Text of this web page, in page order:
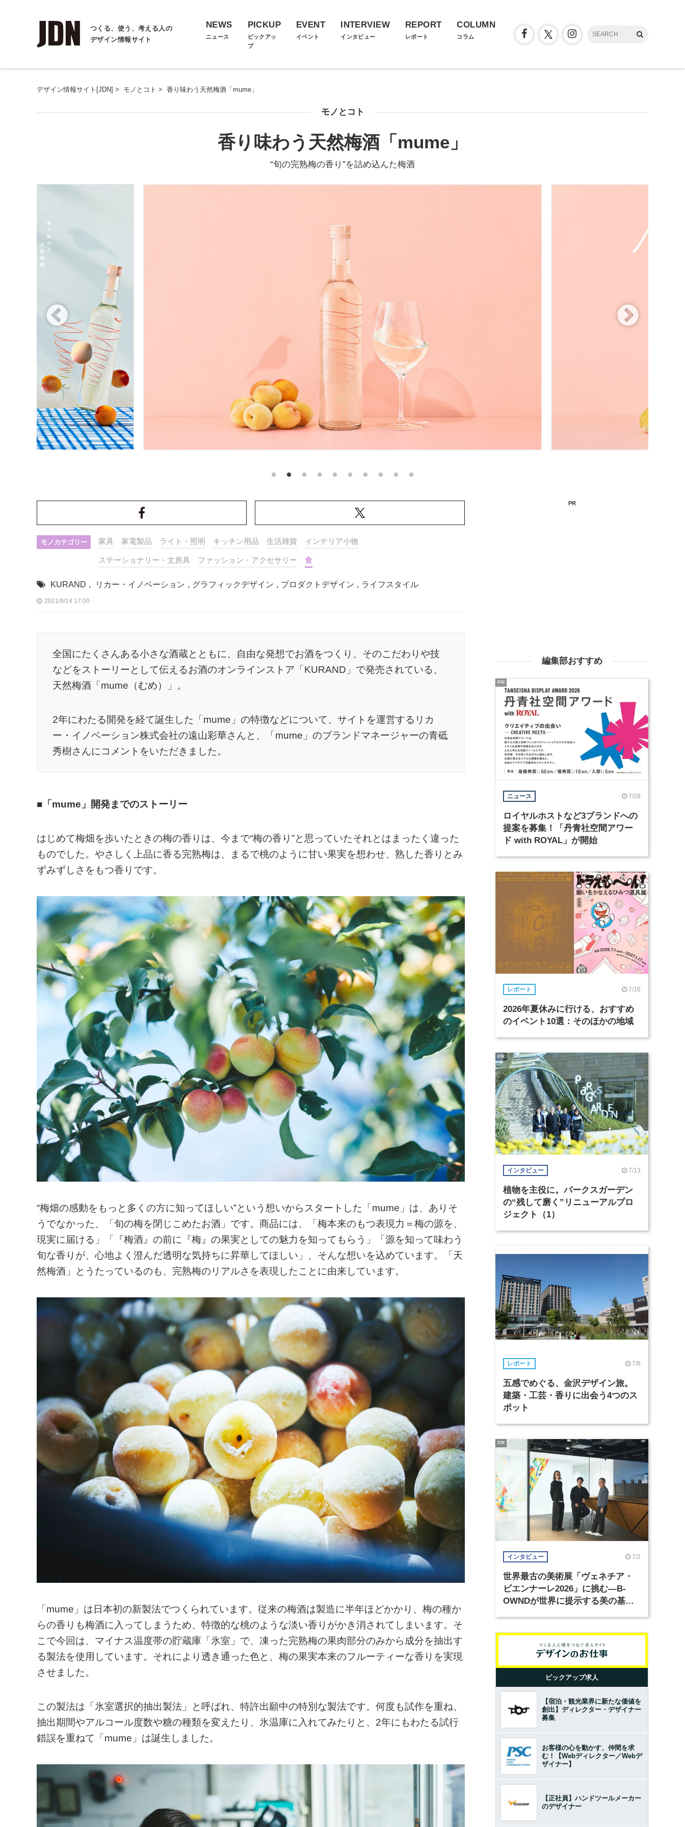
つくる、使う、考える人の
デザイン情報サイト
NEWS
ニュース
PICKUP
ピックアッ
プ
EVENT
イベント
INTERVIEW
インタビュー
REPORT
レポート
COLUMN
コラム
デザイン情報サイト[JDN] > モノとコト > 香り味わう天然梅酒「mume」
モノとコト
香り味わう天然梅酒「mume」
“旬の完熟梅の香り”を詰め込んた梅酒
モノカテゴリー 家具 家電製品 ライト・照明 キッチン用品 生活雑貨 インテリア小物
ステーショナリー・文房具 ファッション・アクセサリー 食
KURAND , リカー・イノベーション , グラフィックデザイン , プロダクトデザイン , ライフスタイル
2021/9/14 17:00
全国にたくさんある小さな酒蔵とともに、自由な発想でお酒をつくり、そのこだわりや技
などをストーリーとして伝えるお酒のオンラインストア「KURAND」で発売されている、
天然梅酒「mume（むめ）」。
2年にわたる開発を経て誕生した「mume」の特徴などについて、サイトを運営するリカ
ー・イノベーション株式会社の遠山彩華さんと、「mume」のブランドマネージャーの青砥
秀樹さんにコメントをいただきました。
■「mume」開発までのストーリー
はじめて梅畑を歩いたときの梅の香りは、今まで“梅の香り”と思っていたそれとはまったく違った
ものでした。やさしく上品に香る完熟梅は、まるで桃のように甘い果実を想わせ、熟した香りとみ
ずみずしさをもつ香りです。
“梅畑の感動をもっと多くの方に知ってほしい”という想いからスタートした「mume」は、ありそ
うでなかった、「旬の梅を閉じこめたお酒」です。商品には、「梅本来のもつ表現力＝梅の源を、
現実に届ける」「『梅酒』の前に『梅』の果実としての魅力を知ってもらう」「源を知って味わう
旬な香りが、心地よく澄んだ透明な気持ちに昇華してほしい」、そんな想いを込めています。「天
然梅酒」とうたっているのも、完熟梅のリアルさを表現したことに由来しています。
「mume」は日本初の新製法でつくられています。従来の梅酒は製造に半年ほどかかり、梅の種か
らの香りも梅酒に入ってしまうため、特徴的な桃のような淡い香りがかき消されてしまいます。そ
こで今回は、マイナス温度帯の貯蔵庫「氷室」で、凍った完熟梅の果肉部分のみから成分を抽出す
る製法を使用しています。それにより透き通った色と、梅の果実本来のフルーティーな香りを実現
させました。
この製法は「氷室選択的抽出製法」と呼ばれ、特許出願中の特別な製法です。何度も試作を重ね、
抽出期間やアルコール度数や糖の種類を変えたり、氷温庫に入れてみたりと、2年にもわたる試行
錯誤を重ねて「mume」は誕生しました。
PR
編集部おすすめ
ニュース 7/28
ロイヤルホストなど3ブランドへの
提案を募集！「丹青社空間アワー
ド with ROYAL」が開始
PR
レポート 7/16
2026年夏休みに行ける、おすすめ
のイベント10選：そのほかの地域
インタビュー 7/13
植物を主役に。パークスガーデン
の“残して磨く”リニューアルプロ
ジェクト（1）
PR
レポート 7/8
五感でめぐる、金沢デザイン旅。
建築・工芸・香りに出会う4つのス
ポット
インタビュー 7/2
世界最古の美術展「ヴェネチア・
ビエンナーレ2026」に挑む―B-
OWNDが世界に提示する美の基準
PR
ピックアップ求人
【宿泊・観光業界に新たな価値を
創出】ディレクター・デザイナー
募集
お客様の心を動かす、仲間を求
む！【Webディレクター／Webデ
ザイナー】
【正社員】ハンドツールメーカー
のデザイナー